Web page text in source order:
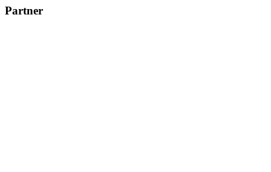
Partner